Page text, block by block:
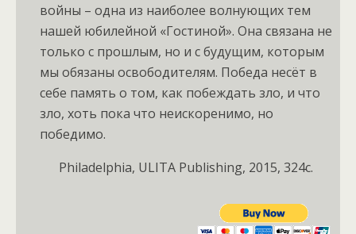
войны – одна из наиболее волнующих тем
нашей юбилейной «Гостиной». Она связана не
только с прошлым, но и с будущим, которым
мы обязаны освободителям. Победа несёт в
себе память о том, как побеждать зло, и что
зло, хоть пока что неискоренимо, но
победимо.
Philadelphia, ULITA Publishing, 2015, 324c.